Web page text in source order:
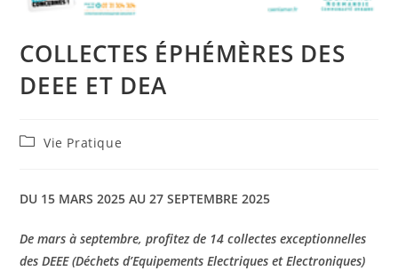
COLLECTES ÉPHÉMÈRES DES
DEEE ET DEA
PostVie Pratique
DU 15 MARS 2025 AU 27 SEPTEMBRE 2025
De mars à septembre, profitez de 14 collectes exceptionnelles
des DEEE (Déchets d’Equipements Electriques et Electroniques)